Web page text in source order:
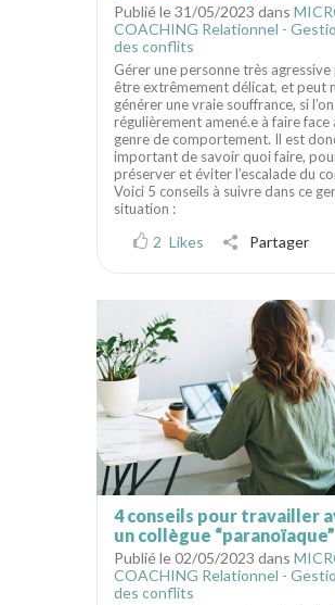
Publié le 31/05/2023 dans
COACHING Relationnel -
des conflits
Gérer une personne très
être extrêmement délicat, et peut
générer une vraie souffrance, si
régulièrement amené.e à faire face
genre de comportement. Il est
important de savoir quoi faire,
préserver et éviter l’escalade du
Voici 5 conseils à suivre dans ce
situation :
2 Likes Partager
4 conseils pour travailler
un collègue “paranoïaque”
Publié le 02/05/2023 dans
COACHING Relationnel -
des conflits